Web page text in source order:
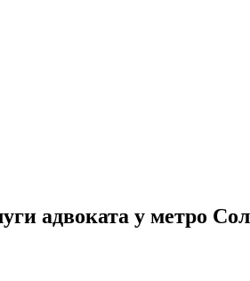
адвоката у метро